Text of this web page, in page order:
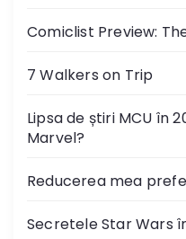
Comiclist Preview:
7 Walkers on Trip
Lipsa de știri MCU în
Marvel?
Reducerea mea
Secretele Star Wars